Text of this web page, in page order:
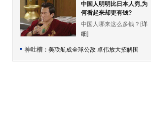
中国人明明比日本人穷,为
何看起来却更有钱?
中国人哪来这么多钱？[详
细]
神吐槽： 美联航成全球公敌 卓伟放大招解围